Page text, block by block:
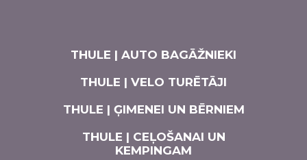
THULE | AUTO BAGĀŽNIEKI
THULE | VELO TURĒTĀJI
THULE | ĢIMENEI UN BĒRNIEM
THULE | CEĻOŠANAI UN
KEMPINGAM